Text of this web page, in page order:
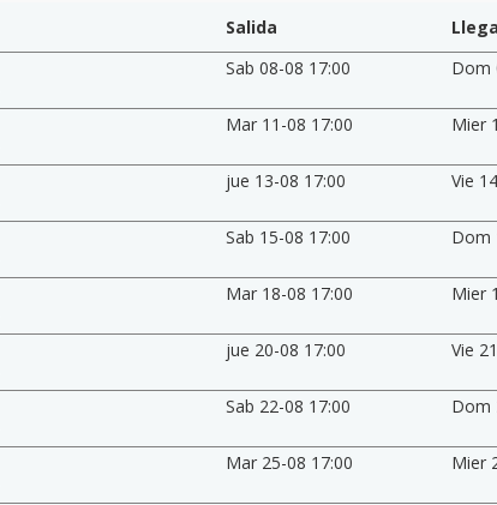
Salida
Sab 08-08 17:00 Dom
Mar 11-08 17:00 Mier
jue 13-08 17:00 Vie
Sab 15-08 17:00 Dom
Mar 18-08 17:00 Mier
jue 20-08 17:00 Vie
Sab 22-08 17:00 Dom
Mar 25-08 17:00 Mier